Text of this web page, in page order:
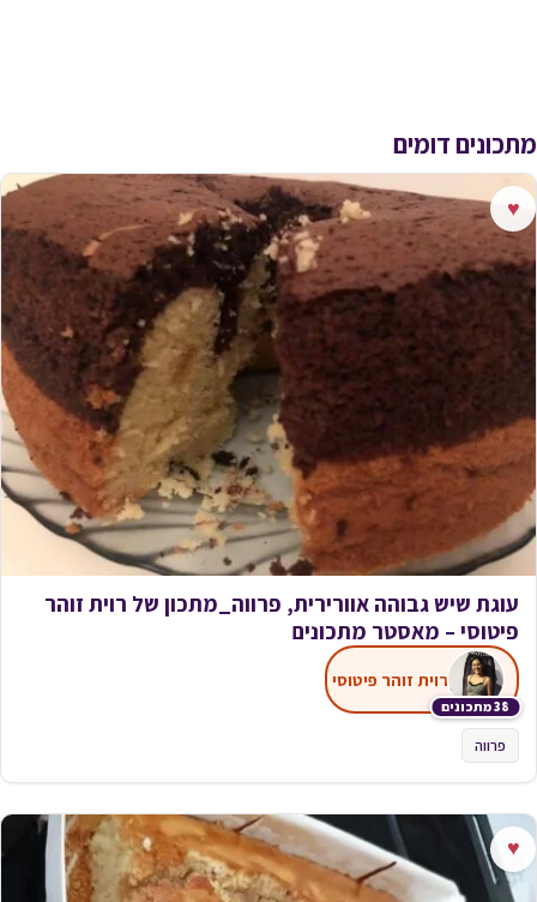
מתכונים דומים
♥
עוגת שיש גבוהה אוורירית, פרווה_מתכון של רוית זוהר
פיטוסי – מאסטר מתכונים
38 מתכונים
רוית זוהר פיטוסי
פרווה
♥